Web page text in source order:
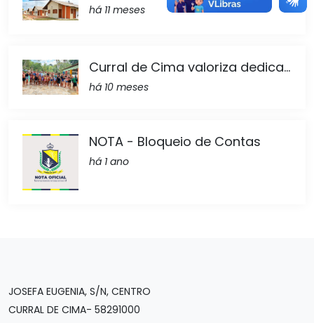
há 11 meses
Curral de Cima valoriza dedica...
há 10 meses
NOTA - Bloqueio de Contas
há 1 ano
JOSEFA EUGENIA, S/N, CENTRO
CURRAL DE CIMA- 58291000